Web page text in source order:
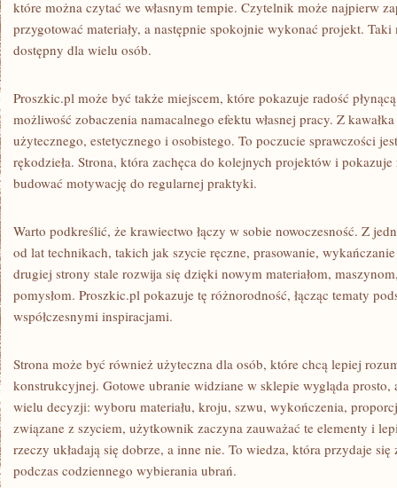
które można czytać we własnym tempie. Czytelnik może najpierw
przygotować materiały, a następnie spokojnie wykonać projekt.
dostępny dla wielu osób.
Proszkic.pl może być także miejscem, które pokazuje radość
możliwość zobaczenia namacalnego efektu własnej pracy. Z
użytecznego, estetycznego i osobistego. To poczucie sprawczości
rękodzieła. Strona, która zachęca do kolejnych projektów i
budować motywację do regularnej praktyki.
Warto podkreślić, że krawiectwo łączy w sobie nowoczesność. Z
od lat technikach, takich jak szycie ręczne, prasowanie,
drugiej strony stale rozwija się dzięki nowym materiałom,
pomysłom. Proszkic.pl pokazuje tę różnorodność, łącząc tematy
współczesnymi inspiracjami.
Strona może być również użyteczna dla osób, które chcą lepiej
konstrukcyjnej. Gotowe ubranie widziane w sklepie wygląda
wielu decyzji: wyboru materiału, kroju, szwu, wykończenia,
związane z szyciem, użytkownik zaczyna zauważać te elementy i
rzeczy układają się dobrze, a inne nie. To wiedza, która przydaje
podczas codziennego wybierania ubrań.